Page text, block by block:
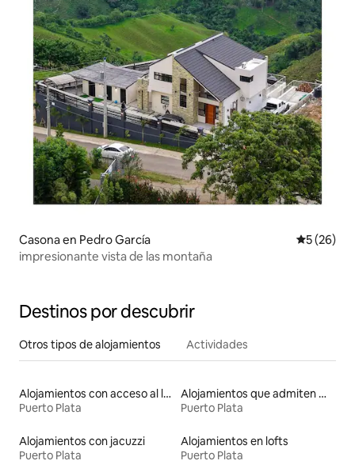
Casona en Pedro García
5 (26)
impresionante vista de las montaña
Destinos por descubrir
Otros tipos de alojamientos Actividades
Alojamientos con acceso al lago
Puerto Plata
Alojamientos que admiten mascotas
Puerto Plata
Alojamientos con jacuzzi
Puerto Plata
Alojamientos en lofts
Puerto Plata